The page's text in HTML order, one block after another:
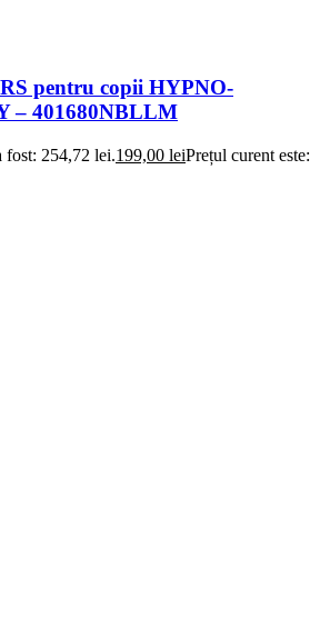
pentru copii HYPNO-
– 401680NBLLM
fost: 254,72 lei.199,00 leiPrețul curent este: